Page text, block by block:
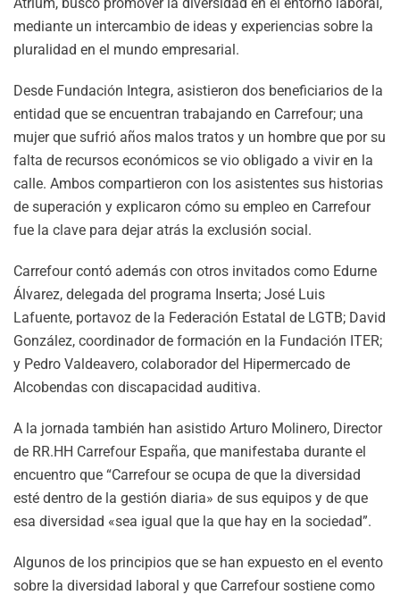
mediante un intercambio de ideas y experiencias sobre la
pluralidad en el mundo empresarial.
Desde Fundación Integra, asistieron dos beneficiarios de la
entidad que se encuentran trabajando en Carrefour; una
mujer que sufrió años malos tratos y un hombre que por su
falta de recursos económicos se vio obligado a vivir en la
calle. Ambos compartieron con los asistentes sus historias
de superación y explicaron cómo su empleo en Carrefour
fue la clave para dejar atrás la exclusión social.
Carrefour contó además con otros invitados como Edurne
Álvarez, delegada del programa Inserta; José Luis
Lafuente, portavoz de la Federación Estatal de LGTB; David
González, coordinador de formación en la Fundación ITER;
y Pedro Valdeavero, colaborador del Hipermercado de
Alcobendas con discapacidad auditiva.
A la jornada también han asistido Arturo Molinero, Director
de RR.HH Carrefour España, que manifestaba durante el
encuentro que “Carrefour se ocupa de que la diversidad
esté dentro de la gestión diaria» de sus equipos y de que
esa diversidad «sea igual que la que hay en la sociedad”.
Algunos de los principios que se han expuesto en el evento
sobre la diversidad laboral y que Carrefour sostiene como